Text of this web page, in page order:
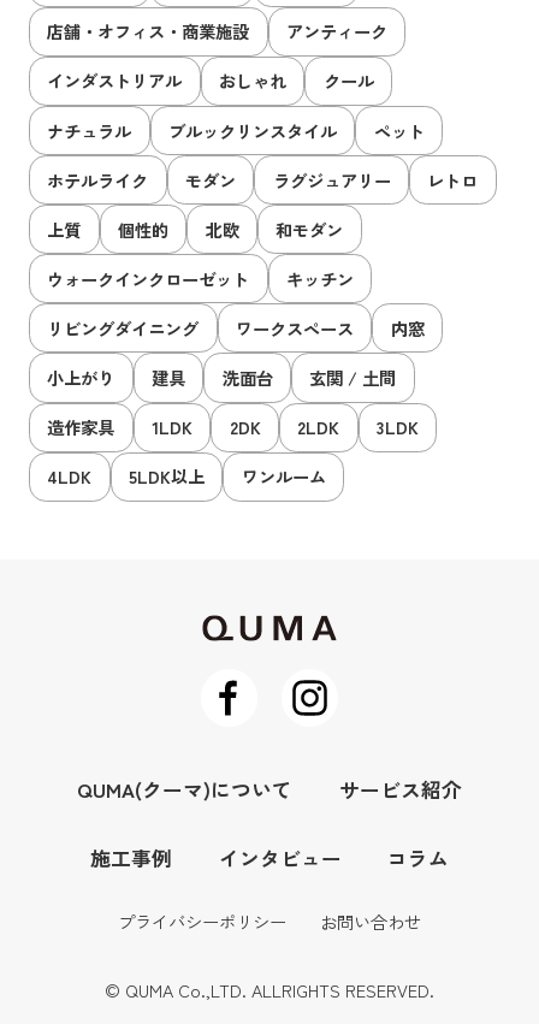
店舗・オフィス・商業施設
アンティーク
インダストリアル
おしゃれ
クール
ナチュラル
ブルックリンスタイル
ペット
ホテルライク
モダン ラグジュアリー
レトロ
上質
個性的 北欧
和モダン
ウォークインクローゼット
キッチン
リビングダイニング
ワークスペース
内窓
小上がり
建具 洗面台
玄関 / 土間
造作家具
1LDK 2DK 2LDK
3LDK
4LDK
5LDK以上 ワンルーム
QUMA(クーマ)について サービス紹介
施工事例 インタビュー コラム
プライバシーポリシー お問い合わせ
© QUMA Co.,LTD. ALLRIGHTS RESERVED.